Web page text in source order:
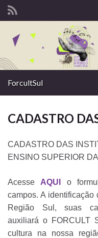
Search for:
ForcultSul
CADASTRO
CADASTRO DAS
ENSINO SUPERIOR
Acesse AQUI
o
campos. A
Região Sul, suas
auxiliará o FORCULT
cultura na nossa